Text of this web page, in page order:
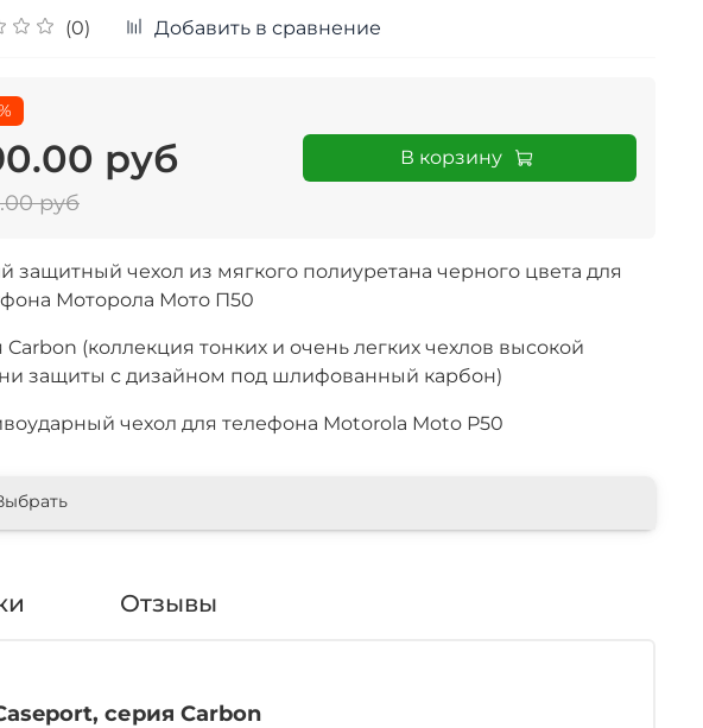
(0) Добавить в сравнение
руб
руб
В корзину
защитный чехол из мягкого полиуретана черного цвета для
Моторола Мото П50
Carbon (коллекция тонких и очень легких чехлов высокой
защиты с дизайном под шлифованный карбон)
чехол для телефона Motorola Moto P50
Отзывы
серия Carbon